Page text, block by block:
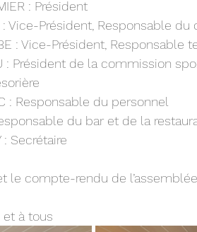
: Président
: Vice-Président, Responsable
: Vice-Président,
: Président de la commission
: Responsable du personnel
du bar et de la
: Secrétaire
le compte-rendu de
et à tous